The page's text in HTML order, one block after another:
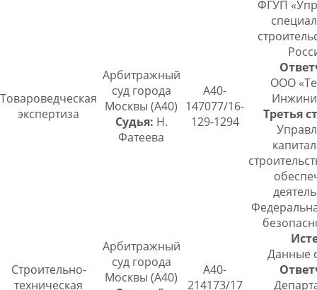
Товароведческая
экспертиза
Арбитражный
суд города
Москвы (А40)
Судья: Н.
Фатеева
А40-
147077/16-
129-1294
ФГУП
ООО
Третья
Строительно-
техническая
Арбитражный
суд города
Москвы (А40)
А40-
214173/17
Данные